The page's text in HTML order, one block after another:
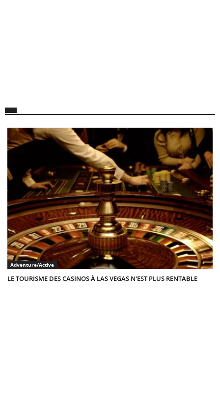
Adventure/Active
LE TOURISME DES CASINOS À LAS VEGAS N'EST PLUS RENTABLE